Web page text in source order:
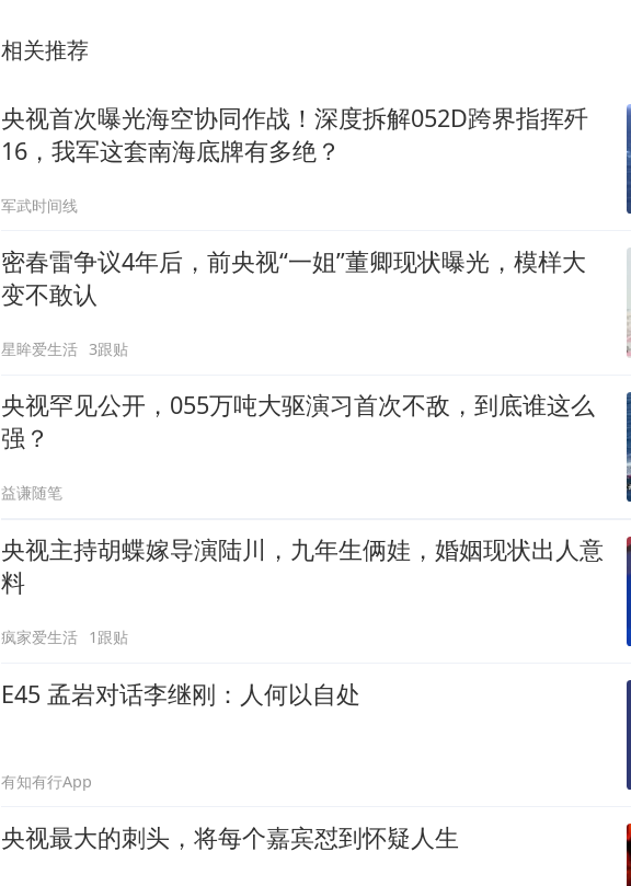
相关推荐
央视首次曝光海空协同作战！深度拆解052D跨界指挥歼
16，我军这套南海底牌有多绝？
军武时间线
密春雷争议4年后，前央视“一姐”董卿现状曝光，模样大
变不敢认
星眸爱生活 3跟贴
央视罕见公开，055万吨大驱演习首次不敌，到底谁这么
强？
益谦随笔
央视主持胡蝶嫁导演陆川，九年生俩娃，婚姻现状出人意
料
疯家爱生活 1跟贴
E45 孟岩对话李继刚：人何以自处
有知有行App
央视最大的刺头，将每个嘉宾怼到怀疑人生